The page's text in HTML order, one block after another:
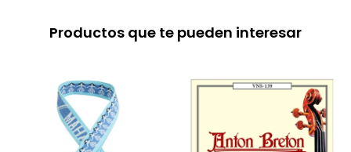
Productos que te pueden interesar